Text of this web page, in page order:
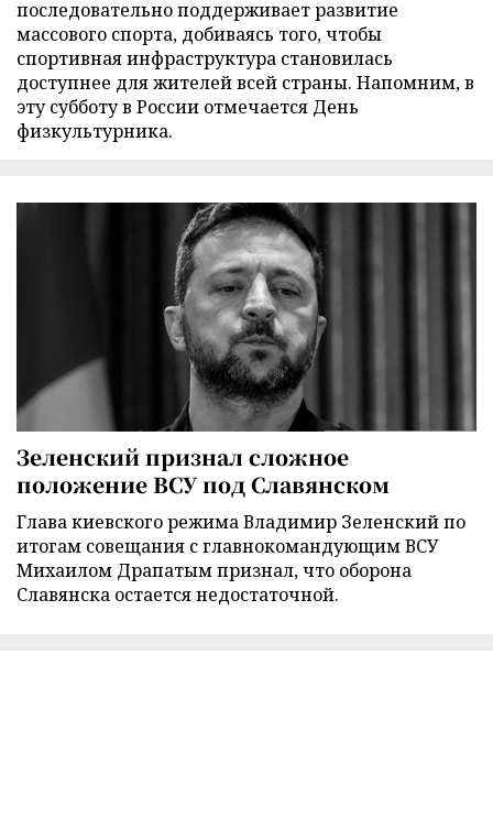
последовательно поддерживает развитие
массового спорта, добиваясь того, чтобы
спортивная инфраструктура становилась
доступнее для жителей всей страны. Напомним, в
эту субботу в России отмечается День
физкультурника.
Зеленский признал сложное
положение ВСУ под Славянском
Глава киевского режима Владимир Зеленский по
итогам совещания с главнокомандующим ВСУ
Михаилом Драпатым признал, что оборона
Славянска остается недостаточной.